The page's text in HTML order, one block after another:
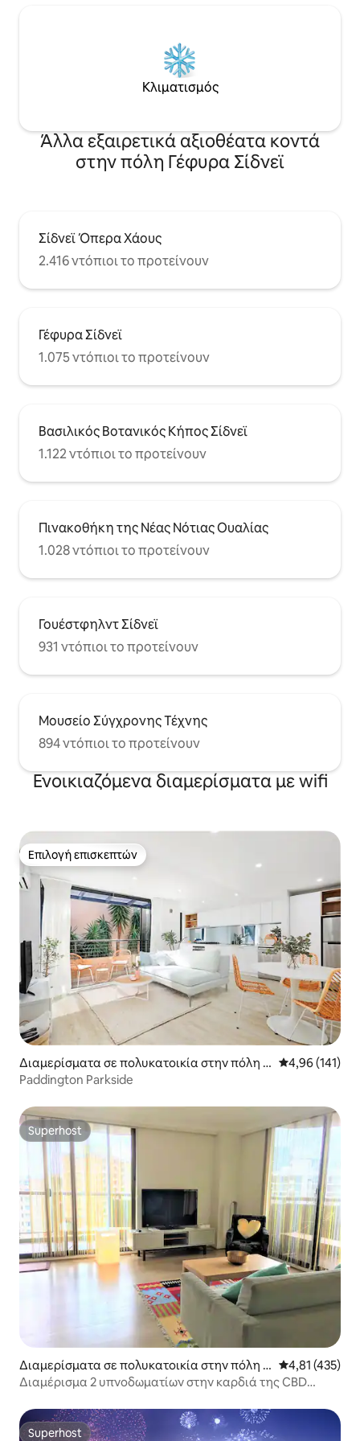
Κλιματισμός
Άλλα εξαιρετικά αξιοθέατα κοντά
στην πόλη Γέφυρα Σίδνεϊ
Σίδνεϊ Όπερα Χάους
2.416 ντόπιοι το προτείνουν
Γέφυρα Σίδνεϊ
1.075 ντόπιοι το προτείνουν
Βασιλικός Βοτανικός Κήπος Σίδνεϊ
1.122 ντόπιοι το προτείνουν
Πινακοθήκη της Νέας Νότιας Ουαλίας
1.028 ντόπιοι το προτείνουν
Γουέστφηλντ Σίδνεϊ
931 ντόπιοι το προτείνουν
Μουσείο Σύγχρονης Τέχνης
894 ντόπιοι το προτείνουν
Ενοικιαζόμενα διαμερίσματα με wifi
Επιλογή επισκεπτών
Επιλογή επισκεπτών
Διαμερίσματα σε πολυκατοικία στην πόλη P
addington
Μέση
4,96 (141)
Paddington Parkside
Superhost
Superhost
Διαμερίσματα σε πολυκατοικία στην πόλη Σ
ίδνεϊ
Μέση
4,81 (435)
Διαμέρισμα 2 υπνοδωματίων στην καρδιά της CBD
Superhost